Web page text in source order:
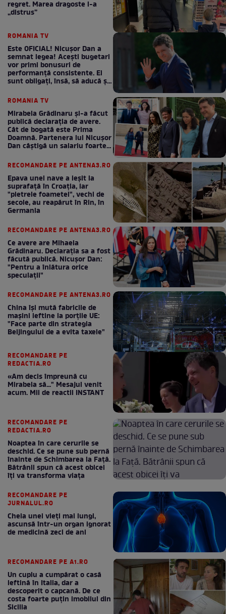
regret. Marea dragoste l-a
„distrus”
ROMANIA TV
Este OFICIAL! Nicușor Dan a
semnat legea! Acești bugetari
vor primi bonusuri de
performanță consistente. Ei
sunt obligați, însă, să aducă și
ROMANIA TV
Mirabela Grădinaru și-a făcut
publică declarația de avere.
Cât de bogată este Prima
Doamnă. Partenera lui Nicușor
Dan câștigă un salariu foarte
RECOMANDARE PE ANTENA3.RO
Epava unei nave a ieșit la
suprafață în Croația, iar
"pietrele foametei", vechi de
secole, au reapărut în Rin, în
Germania
RECOMANDARE PE ANTENA3.RO
Ce avere are Mihaela
Grădinaru. Declarația sa a fost
făcută publică. Nicușor Dan:
"Pentru a înlătura orice
speculații"
RECOMANDARE PE ANTENA3.RO
China își mută fabricile de
mașini ieftine la porțile UE:
"Face parte din strategia
Beijingului de a evita taxele"
RECOMANDARE PE
REDACTIA.RO
«Am decis împreună cu
Mirabela să..." Mesajul venit
acum. Mii de reactii INSTANT
RECOMANDARE PE
REDACTIA.RO
Noaptea în care cerurile se
deschid. Ce se pune sub pernă
înainte de Schimbarea la Față.
Bătrânii spun că acest obicei
îți va transforma viața
RECOMANDARE PE
JURNALUL.RO
Cheia unei vieți mai lungi,
ascunsă într-un organ ignorat
de medicină zeci de ani
RECOMANDARE PE A1.RO
Un cuplu a cumpărat o casă
ieftină în Italia, dar a
descoperit o capcană. De ce
costa foarte puțin imobilul din
Sicilia